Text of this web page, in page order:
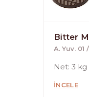
Bitter
A. Yuv. 01
Net: 3
İNCELE